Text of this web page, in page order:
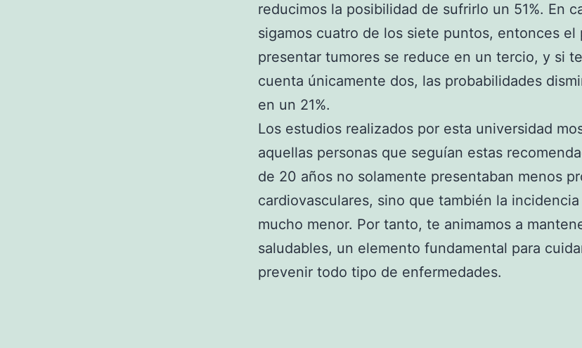
reducimos la posibilidad de sufrirlo un 51%. En
sigamos cuatro de los siete puntos, entonces el
presentar tumores se reduce en un tercio, y si
cuenta únicamente dos, las probabilidades
en un 21%.
Los estudios realizados por esta universidad
aquellas personas que seguían estas
de 20 años no solamente presentaban menos
cardiovasculares, sino que también la
mucho menor. Por tanto, te animamos a
saludables, un elemento fundamental para
prevenir todo tipo de enfermedades.